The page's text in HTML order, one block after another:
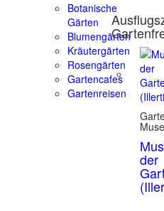
Botanische
Gärten
Blumengärten
Kräutergärten
Rosengärten
Gartencafes
Gartenreisen
der